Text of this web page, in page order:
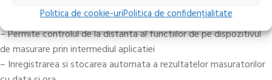
Politica de cookie-uriPolitica de confidențialitate
Potrivit pentru iOS si Android.
– Permite controlul de la distanta al functiilor de pe dispozitivul
de masurare prin intermediul aplicatiei
– Inregistrarea si stocarea automata a rezultatelor masuratorilor